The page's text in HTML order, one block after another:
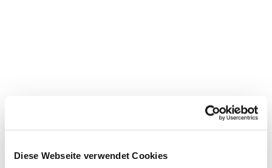
Diese Webseite verwendet Cookies